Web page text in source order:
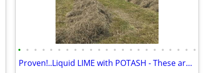
• • • • • • • • • • • • • • • • • • • • • • •
Proven!..Liquid LIME with POTASH - These are the results you'll get!!